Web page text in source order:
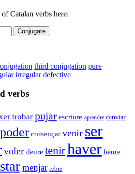
Catalan verbs here:
Conjugate
third conjugation pure
irregular defective
verbs
trobar pujar escriure aprendre canviar
poder començar venir ser
voler deure tenirhaver beure
menjar rebre